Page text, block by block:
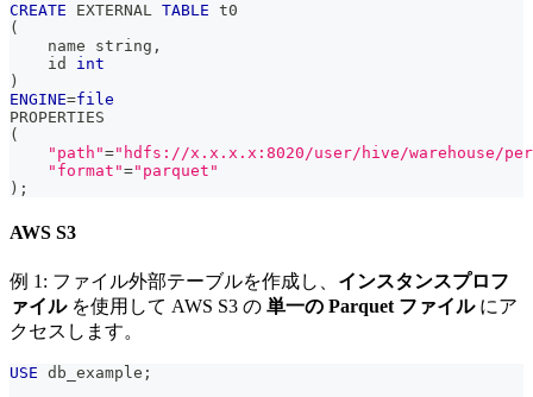
CREATE EXTERNAL TABLE t0
(
    name string
,
    id
int
)
ENGINE=file
PROPERTIES
(
"path"="hdfs://x.x.x.x:8020/user/hive/warehouse/
"format"="parquet"
) ;
AWS S3
例 1: ファイル外部テーブルを作成し、 インスタンスプロフ
ァイルを使用して AWS S3 の 単一の Parquet ファイルにア
クセスします。
USE db_example ;